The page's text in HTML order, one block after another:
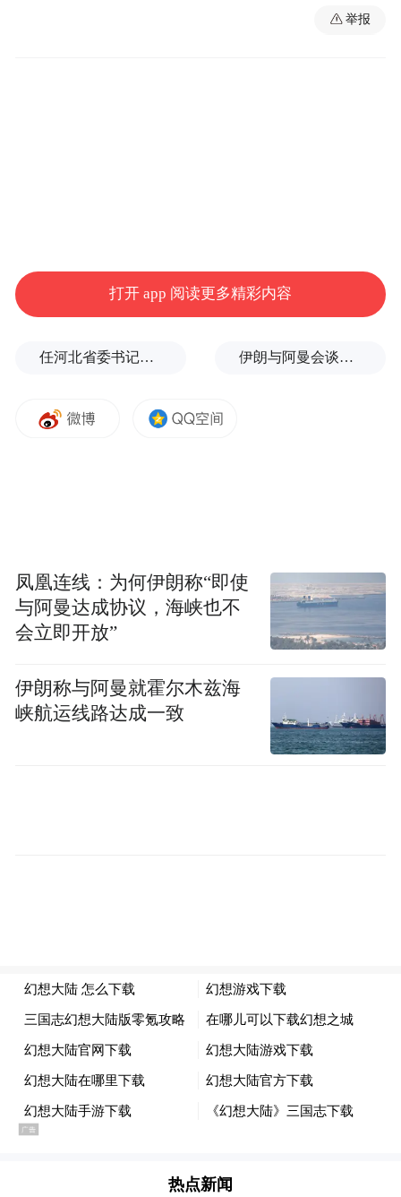
温天气则可能引发感冒、关节炎等疾病。湿
心理层面包括情绪、睡眠质量等。天气变化
到心情愉悦，而阴雨天气则可能导致情绪低
睡眠质量。例如，高温天气可能导致失眠，
以下策略来根据天气调整生活作息。
(一)根据气温调整穿着和活动
高温天气：穿着轻薄、透气的衣物，避免长
时间暴露在高温环境下。可以选择清晨或傍
晚时段进行户外活动，避免中暑。同时，增
(二)关注湿度变化，保持舒适环境
高湿度天气：使用除湿机或空调降低室内湿
度，保持空气流通。避免长时间处于高湿度
环境下，以免感到闷热和疲劳。
低湿度天气：使用加湿器增加室内湿度，保
持皮肤湿润。同时，多喝水、多吃水果和蔬
举报
打开 app 阅读更多精彩内容
任河北省委书记后，罗文首次调研 伊朗与阿曼会谈最新细节曝光
凤凰连线：为何伊朗称“即使
与阿曼达成协议，海峡也不
会立即开放”
伊朗称与阿曼就霍尔木兹海
峡航运线路达成一致
热点新闻